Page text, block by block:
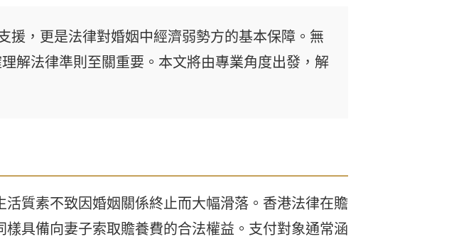
援，更是法律對婚姻中經濟弱勢方的基本保障。無
解法律準則至關重要。本文將由專業角度出發，解
質素不致因婚姻關係終止而大幅滑落。香港法律在贍
具備向妻子索取贍養費的合法權益。支付對象通常涵